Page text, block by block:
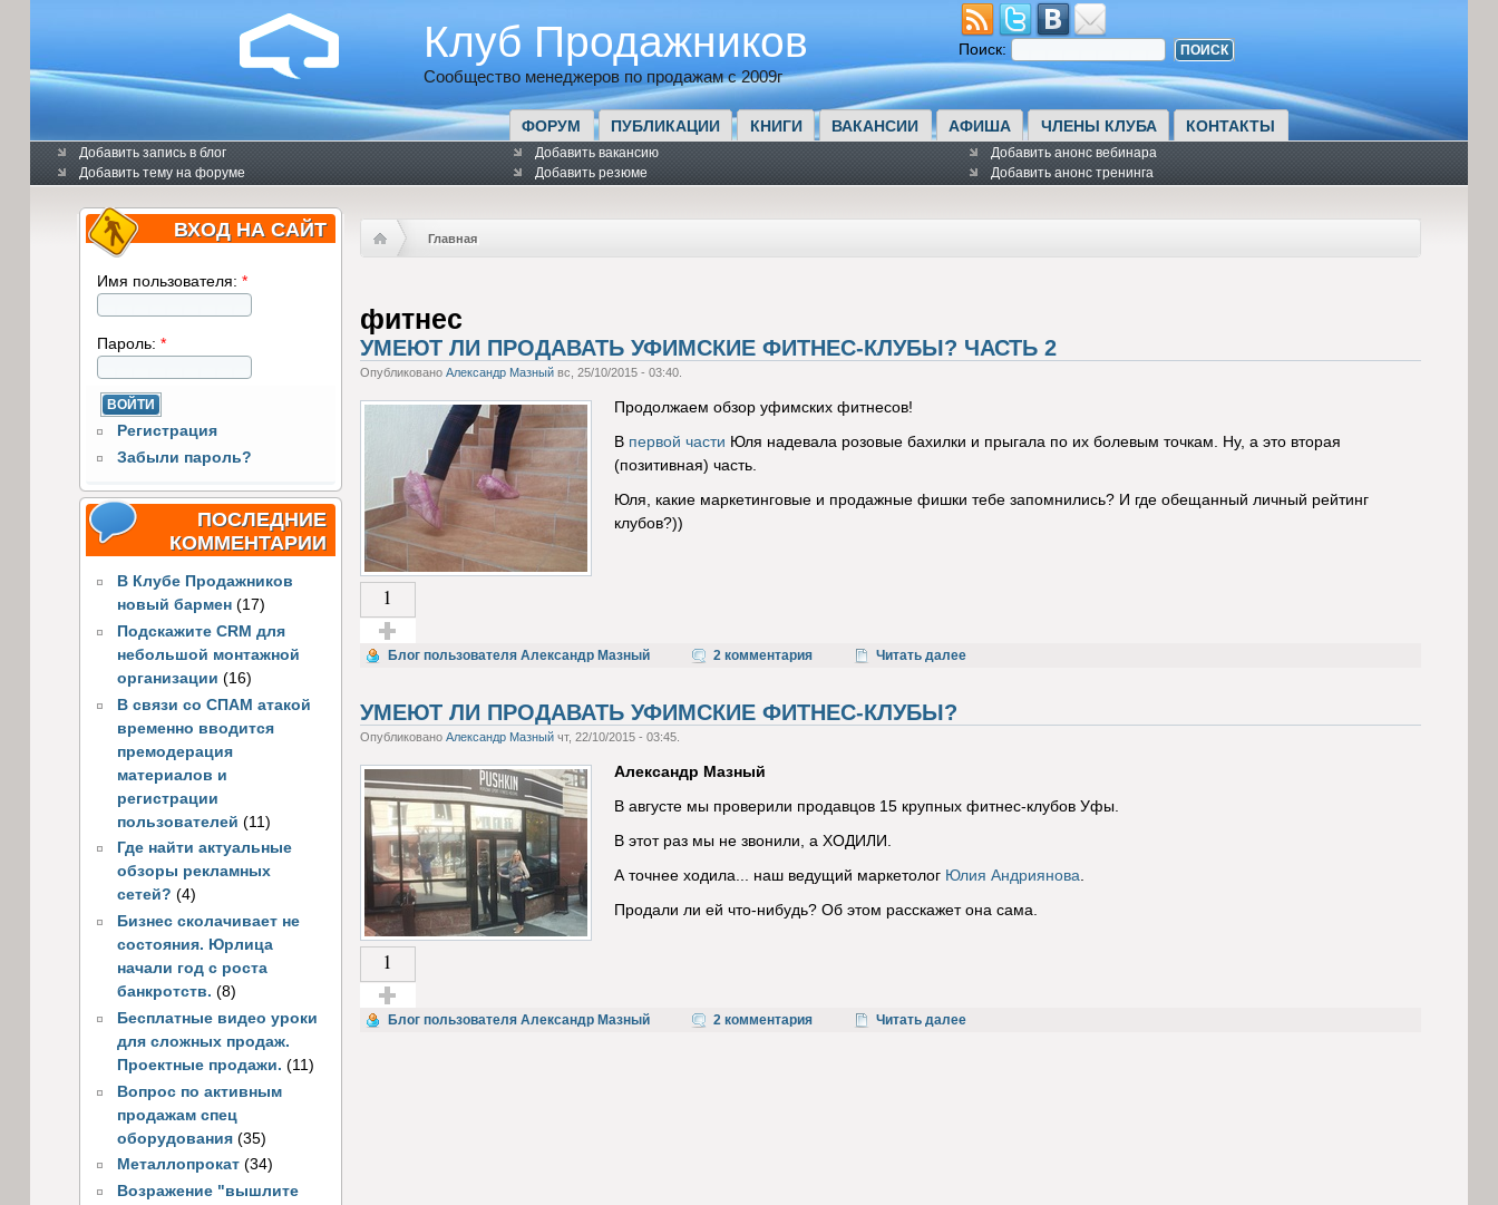
Клуб Продажников
Сообщество менеджеров по продажам с 2009г
Поиск:
ФОРУМ ПУБЛИКАЦИИ КНИГИ ВАКАНСИИ АФИША ЧЛЕНЫ КЛУБА КОНТАКТЫ
Добавить запись в блог
Добавить тему на форуме
Добавить вакансию
Добавить резюме
Добавить анонс вебинара
Добавить анонс тренинга
ВХОД НА САЙТ
Имя пользователя: *
Пароль: *
Регистрация
Забыли пароль?
ПОСЛЕДНИЕ
КОММЕНТАРИИ
В Клубе Продажников
новый бармен (17)
Подскажите CRM для
небольшой монтажной
организации (16)
В связи со СПАМ атакой
временно вводится
премодерация
материалов и
регистрации
пользователей (11)
Где найти актуальные
обзоры рекламных
сетей? (4)
Бизнес сколачивает не
состояния. Юрлица
начали год с роста
банкротств. (8)
Бесплатные видео уроки
для сложных продаж.
Проектные продажи. (11)
Вопрос по активным
продажам спец
оборудования (35)
Металлопрокат (34)
Возражение "вышлите
Главная
фитнес
УМЕЮТ ЛИ ПРОДАВАТЬ УФИМСКИЕ ФИТНЕС-КЛУБЫ? ЧАСТЬ 2
Опубликовано Александр Мазныйвс, 25/10/2015 - 03:40.
Продолжаем обзор уфимских фитнесов!
В первой части Юля надевала розовые бахилки и прыгала по их болевым точкам. Ну, а это вторая
(позитивная) часть.
Юля, какие маркетинговые и продажные фишки тебе запомнились? И где обещанный личный рейтинг
клубов?))
1
Голос за!
Блог пользователя Александр Мазный 2 комментария Читать далее
УМЕЮТ ЛИ ПРОДАВАТЬ УФИМСКИЕ ФИТНЕС-КЛУБЫ?
Опубликовано Александр Мазныйчт, 22/10/2015 - 03:45.
Александр Мазный
В августе мы проверили продавцов 15 крупных фитнес-клубов Уфы.
В этот раз мы не звонили, а ХОДИЛИ.
А точнее ходила... наш ведущий маркетолог Юлия Андриянова.
Продали ли ей что-нибудь? Об этом расскажет она сама.
1
Голос за!
Блог пользователя Александр Мазный 2 комментария Читать далее